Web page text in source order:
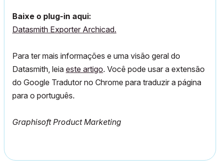
Baixe o plug-in aqui:
Datasmith Exporter Archicad.
Para ter mais informações e uma visão geral do
Datasmith, leia este artigo. Você pode usar a extensão
do Google Tradutor no Chrome para traduzir a página
para o português.
Graphisoft Product Marketing